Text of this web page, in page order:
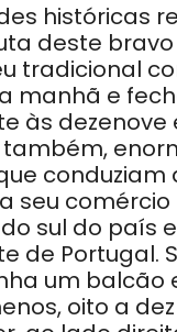
históricas
deste
tradicional
manhã e
às dezenove
conduziam
seu
sul do país e
de Portugal.
um balcão
oito a